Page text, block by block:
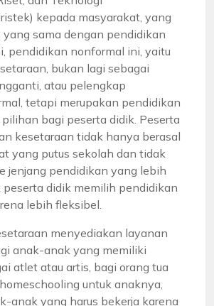
kepada masyarakat, yang
yang sama dengan pendidikan
pendidikan nonformal ini, yaitu
bukan lagi sebagai
atau pelengkap
tetapi merupakan pendidikan
bagi peserta didik. Peserta
kesetaraan tidak hanya berasal
yang putus sekolah dan tidak
jenjang pendidikan yang lebih
didik memilih pendidikan
lebih fleksibel.
menyediakan layanan
anak-anak yang memiliki
atlet atau artis, bagi orang tua
untuk anaknya,
anak yang harus bekerja karena